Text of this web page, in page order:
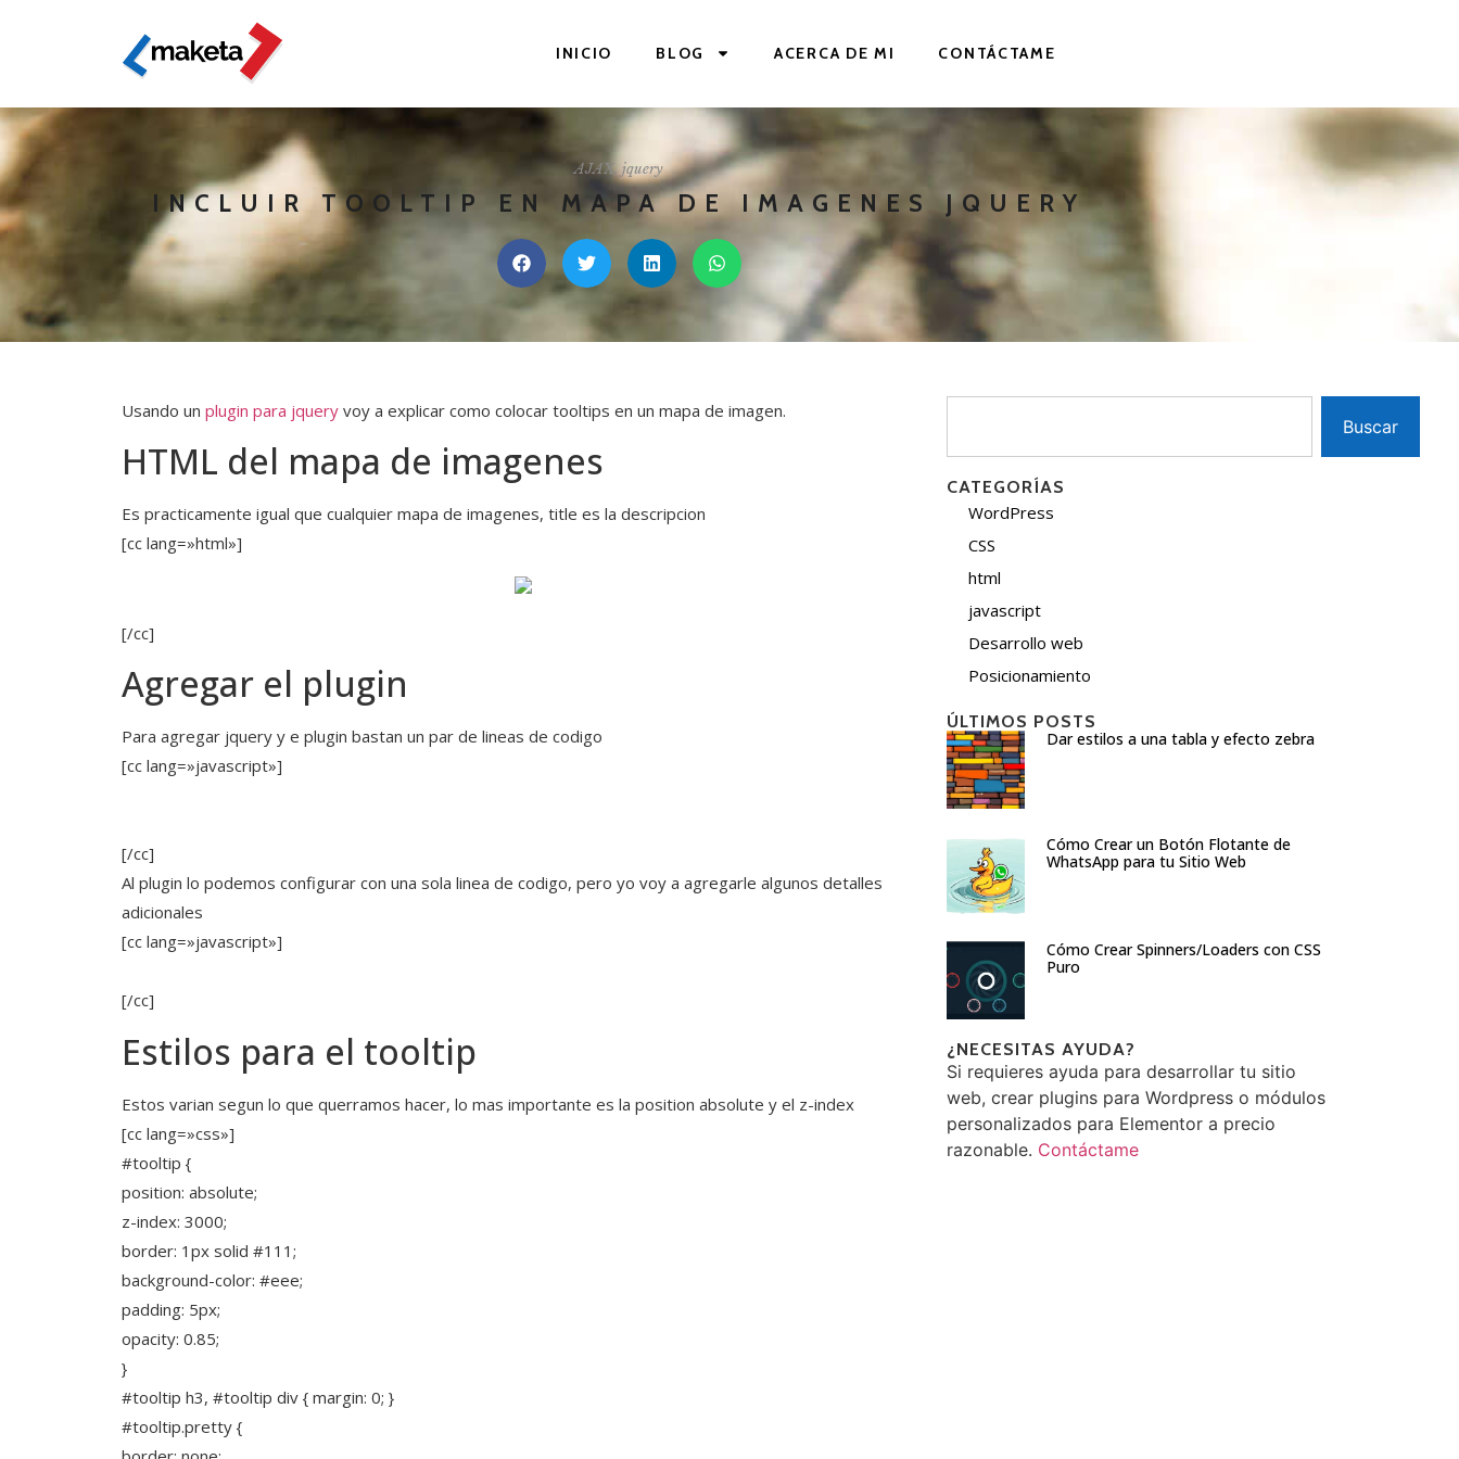
INICIO BLOG ACERCA DE MI CONTÁCTAME
AJAX, jquery
INCLUIR TOOLTIP EN MAPA DE IMAGENES JQUERY
Usando un plugin para jquery voy a explicar como colocar tooltips en un mapa de imagen.
HTML del mapa de imagenes
Es practicamente igual que cualquier mapa de imagenes, title es la descripcion
[cc lang=»html»]
[/cc]
Agregar el plugin
Para agregar jquery y e plugin bastan un par de lineas de codigo
[cc lang=»javascript»]
[/cc]
Al plugin lo podemos configurar con una sola linea de codigo, pero yo voy a agregarle algunos detalles
adicionales
[cc lang=»javascript»]
[/cc]
Estilos para el tooltip
Estos varian segun lo que querramos hacer, lo mas importante es la position absolute y el z-index
[cc lang=»css»]
#tooltip {
position: absolute;
z-index: 3000;
border: 1px solid #111;
background-color: #eee;
padding: 5px;
opacity: 0.85;
}
#tooltip h3, #tooltip div { margin: 0; }
#tooltip.pretty {
Buscar
CATEGORÍAS
WordPress
CSS
html
javascript
Desarrollo web
Posicionamiento
ÚLTIMOS POSTS
Dar estilos a una tabla y efecto zebra
Cómo Crear un Botón Flotante de
WhatsApp para tu Sitio Web
Cómo Crear Spinners/Loaders con CSS
Puro
¿NECESITAS AYUDA?
Si requieres ayuda para desarrollar tu sitio
web, crear plugins para Wordpress o módulos
personalizados para Elementor a precio
razonable. Contáctame